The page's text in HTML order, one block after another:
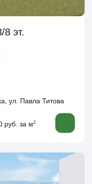
8 эт.
ул. Павла Титова
руб. за м2